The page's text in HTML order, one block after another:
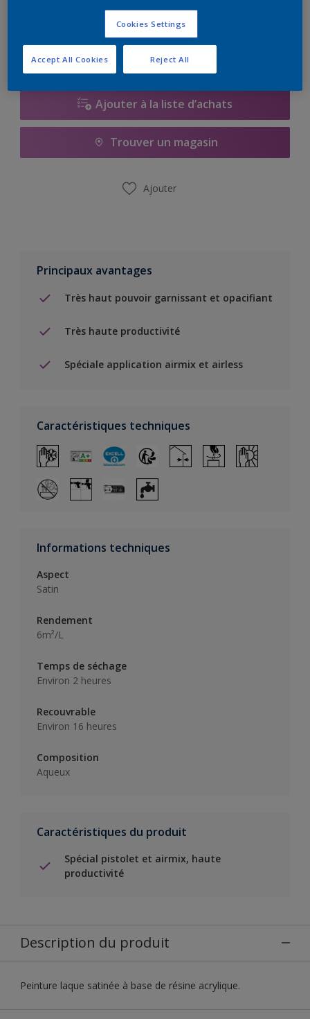
Ajouter à la liste d’achats
Trouver un magasin
Ajouter
Principaux avantages
Très haut pouvoir garnissant et opacifiant
Très haute productivité
Spéciale application airmix et airless
Caractéristiques techniques
Informations techniques
Aspect
Satin
Rendement
6m²/L
Temps de séchage
Environ 2 heures
Recouvrable
Environ 16 heures
Composition
Aqueux
Caractéristiques du produit
Spécial pistolet et airmix, haute
productivité
Description du produit
Peinture laque satinée à base de résine acrylique.
Cookies Settings
Reject All
Accept All Cookies